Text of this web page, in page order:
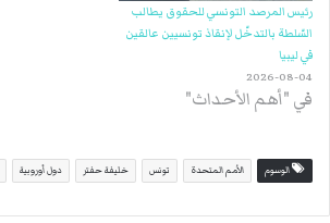
رئيس المرصد التونسي للحقوق يطالب
السّلطة بالتدخّل لإنقاذ تونسيين عالقين
في ليبيا
2026-08-04
في "أهم الأحداث"
الوسوم الأمم المتحدة تونس خليفة حفتر دول أوروبية